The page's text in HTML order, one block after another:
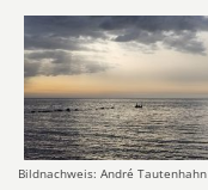
Bildnachweis: André Tautenhahn